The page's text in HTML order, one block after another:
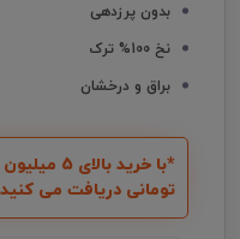
بدون پرزدهی
نخ 100% ترک
براق و درخشان
تومانی دریافت می